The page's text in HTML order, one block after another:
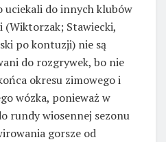
uciekali do innych klubów
(Wiktorzak; Stawiecki,
po kontuzji) nie są
do rozgrywek, bo nie
okresu zimowego i
wózka, ponieważ w
rundy wiosennej sezonu
gorsze od